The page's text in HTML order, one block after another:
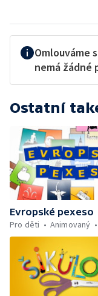
Omlouváme
nemá žádné
Ostatní
Evropské pexeso
Pro děti
Animovaný